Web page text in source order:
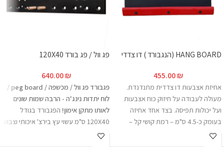
HANG BOARD (הנגבורד ) דו צדדי
455.00₪
אחיזת אצבעות דו צדדית מתנדנדת.
מעולה לעבודה על חיזוק כוח אצבעות
ועל יכולות תפיסה. בצד אחד אחיזה
בעומק כ-4.5 ס"מ – רמת קושי קל –
פג וול / פג בורד 120X40
640.00₪
פגבורד פג וול / מכשפה / peg board /
לוח יתדות נינג'ה - הרבה שמות שונים
לאותו מתקן אימון! הפגבורד בגודל
120X40 ס"מ עשוי עץ בירצ' איכותי וצבוע
בצבע איכותי לעמידות מירבית בתנאי